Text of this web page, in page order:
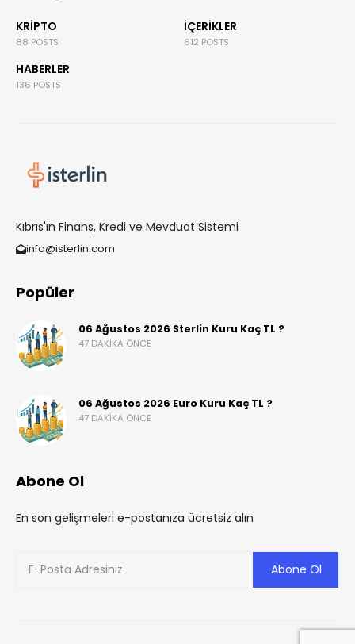
KRIPTO
88 POSTS
İÇERIKLER
612 POSTS
HABERLER
136 POSTS
Kıbrıs'ın Finans, Kredi ve Mevduat Sistemi
info@isterlin.com
Popüler
06 Ağustos 2026 Sterlin Kuru Kaç TL ?
47 DAKIKA ÖNCE
06 Ağustos 2026 Euro Kuru Kaç TL ?
47 DAKIKA ÖNCE
Abone Ol
En son gelişmeleri e-postanıza ücretsiz alın